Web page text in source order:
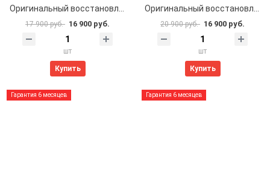
Оригинальный восстановленный компрессор пневмоподвески AMK LR072537 для Land Rover L319 Discovery 3 4 / L320 Range Rover Sport
17 900 руб. 16 900 руб.
шт
Купить
Оригинальный восстановленный компрессор пневмоподвески Hitachi (LR061663, LR023964) для LAND ROVER Discovery 3 и 4 L319 / Range Rover Sport L320
20 900 руб. 16 900 руб.
шт
Купить
Гарантия 6 месяцев Гарантия 6 месяцев